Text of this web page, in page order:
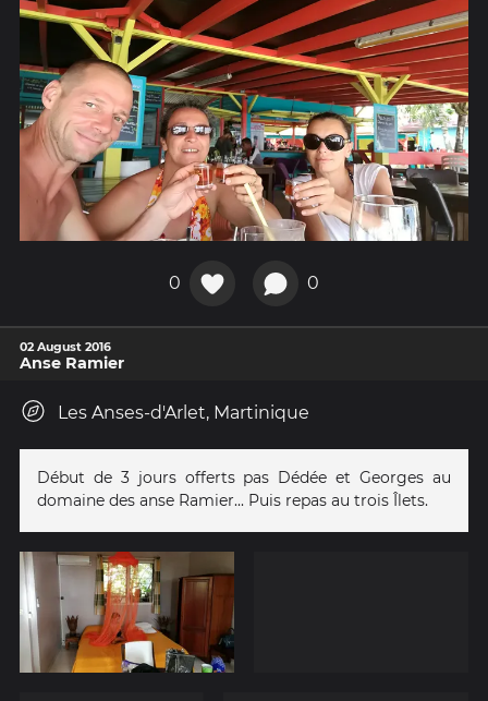
0 0
02 August 2016
Anse Ramier
Les Anses-d'Arlet, Martinique
Début de 3 jours offerts pas Dédée et Georges au
domaine des anse Ramier... Puis repas au trois Îlets.